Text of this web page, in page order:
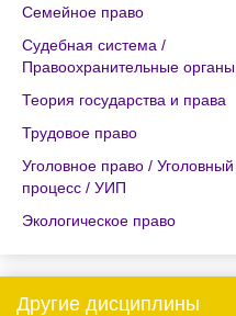
Семейное право
Судебная система /
Правоохранительные органы
Теория государства и права
Трудовое право
Уголовное право / Уголовный
процесс / УИП
Экологическое право
Другие дисциплины